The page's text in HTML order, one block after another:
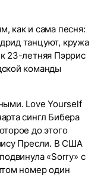
как и сама песня:
танцуют, кружа
23-летняя Пэррис
команды
Love Yourself
сингл Бибера
до этого
Пресли. В США
«Sorry» с
номер один